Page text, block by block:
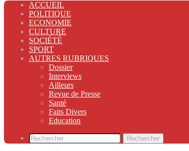
ACCUEIL
POLITIQUE
ECONOMIE
CULTURE
SOCIÉTÉ
SPORT
AUTRES RUBRIQUES
Dossier
Interviews
Ailleurs
Revue de Presse
Santé
Faits Divers
Education
Rechercher